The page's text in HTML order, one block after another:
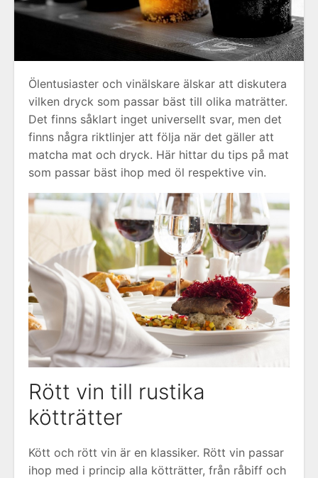
Ölentusiaster och vinälskare älskar att diskutera
vilken dryck som passar bäst till olika maträtter.
Det finns såklart inget universellt svar, men det
finns några riktlinjer att följa när det gäller att
matcha mat och dryck. Här hittar du tips på mat
som passar bäst ihop med öl respektive vin.
Rött vin till rustika
kötträtter
Kött och rött vin är en klassiker. Rött vin passar
ihop med i princip alla kötträtter, från råbiff och